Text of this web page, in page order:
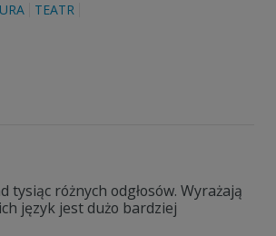
TEATR
różnych odgłosów. Wyrażają
język jest dużo bardziej